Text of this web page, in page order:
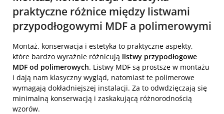
praktyczne różnice między listwami
przypodłogowymi MDF a polimerowymi
Montaż, konserwacja i estetyka to praktyczne aspekty,
które bardzo wyraźnie różnicują listwy przypodłogowe
MDF od polimerowych. Listwy MDF są prostsze w montażu
i dają nam klasyczny wygląd, natomiast te polimerowe
wymagają dokładniejszej instalacji. Za to odwdzięczają się
minimalną konserwacją i zaskakującą różnorodnością
wzorów.